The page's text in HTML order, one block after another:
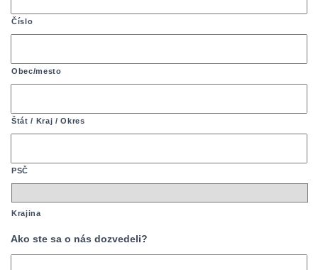
Číslo
Obec/mesto
Štát / Kraj / Okres
PSČ
Krajina
Ako ste sa o nás dozvedeli?